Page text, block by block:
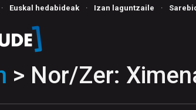
· Euskal hedabideak · Izan laguntzaile ·
> Nor/Zer: